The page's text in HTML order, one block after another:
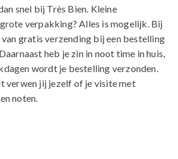
snel bij Très Bien. Kleine
verpakking? Alles is mogelijk. Bij
gratis verzending bij een bestelling
heb je zin in noot time in huis,
wordt je bestelling verzonden.
verwen jij jezelf of je visite met
noten.